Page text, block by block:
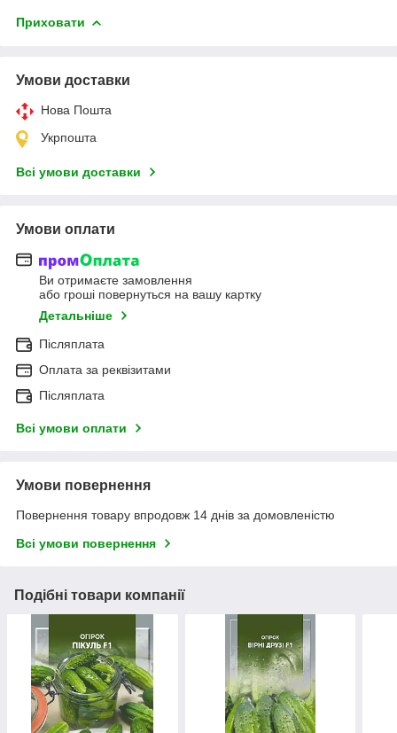
Приховати
Умови доставки
Нова Пошта
Укрпошта
Всі умови доставки
Умови оплати
Ви отримаєте замовлення
або гроші повернуться на вашу картку
Детальніше
Післяплата
Оплата за реквізитами
Післяплата
Всі умови оплати
Умови повернення
Повернення товару впродовж 14 днів за домовленістю
Всі умови повернення
Подібні товари компанії